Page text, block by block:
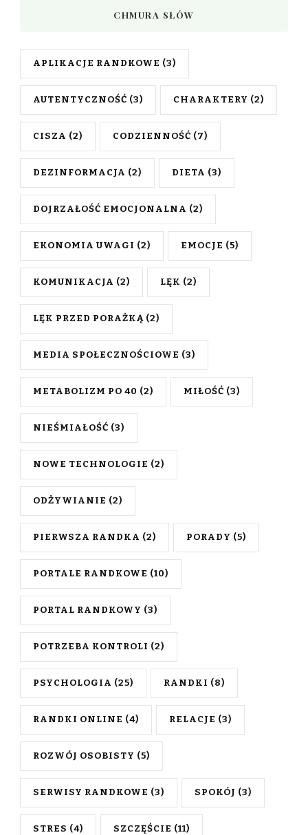
CHMURA SŁÓW
APLIKACJE RANDKOWE (3)
AUTENTYCZNOŚĆ (3) CHARAKTERY (2)
CISZA (2) CODZIENNOŚĆ (7)
DEZINFORMACJA (2) DIETA (3)
DOJRZAŁOŚĆ EMOCJONALNA (2)
EKONOMIA UWAGI (2) EMOCJE (5)
KOMUNIKACJA (2) LĘK (2)
LĘK PRZED PORAŻKĄ (2)
MEDIA SPOŁECZNOŚCIOWE (3)
METABOLIZM PO 40 (2) MIŁOŚĆ (3)
NIEŚMIAŁOŚĆ (3)
NOWE TECHNOLOGIE (2)
ODŻYWIANIE (2)
PIERWSZA RANDKA (2) PORADY (5)
PORTALE RANDKOWE (10)
PORTAL RANDKOWY (3)
POTRZEBA KONTROLI (2)
PSYCHOLOGIA (25) RANDKI (8)
RANDKI ONLINE (4) RELACJE (3)
ROZWÓJ OSOBISTY (5)
SERWISY RANDKOWE (3) SPOKÓJ (3)
STRES (4) SZCZĘŚCIE (11)